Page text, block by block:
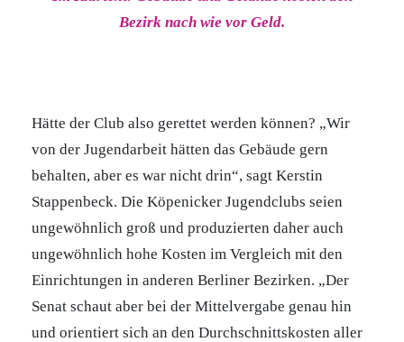
Bezirk nach wie vor Geld.
Hätte der Club also gerettet werden können? „Wir
von der Jugendarbeit hätten das Gebäude gern
behalten, aber es war nicht drin“, sagt Kerstin
Stappenbeck. Die Köpenicker Jugendclubs seien
ungewöhnlich groß und produzierten daher auch
ungewöhnlich hohe Kosten im Vergleich mit den
Einrichtungen in anderen Berliner Bezirken. „Der
Senat schaut aber bei der Mittelvergabe genau hin
und orientiert sich an den Durchschnittskosten aller